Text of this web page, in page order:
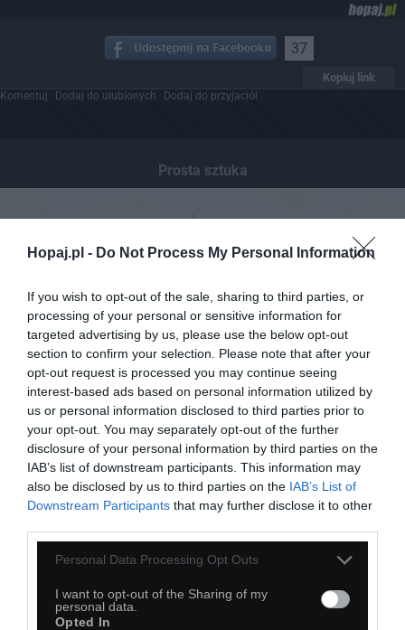
Hopaj.pl - Do Not Process My Personal Information
If you wish to opt-out of the sale, sharing to third parties, or
processing of your personal or sensitive information for
targeted advertising by us, please use the below opt-out
section to confirm your selection. Please note that after your
opt-out request is processed you may continue seeing
interest-based ads based on personal information utilized by
us or personal information disclosed to third parties prior to
your opt-out. You may separately opt-out of the further
disclosure of your personal information by third parties on the
IAB’s list of downstream participants. This information may
also be disclosed by us to third parties on the IAB’s List of
Downstream Participants that may further disclose it to other
Personal Data Processing Opt Outs
I want to opt-out of the Sharing of my
personal data.
Opted In
37
Kopiuj link
Komentuj Dodaj do ulubionych Dodaj do przyjaciół
Prosta sztuka